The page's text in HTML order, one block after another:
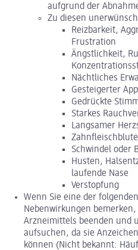
aufgrund der
Zu diesen
Reizbarkeit,
Frustration
Ängstlichkeit,
Nächtliches
Gesteigerter
Gedrückte
Starkes
Langsamer
Schwindel oder
Husten,
laufende Nase
Verstopfung
Wenn Sie eine der
Nebenwirkungen
Arzneimittels beenden und
aufsuchen, da sie
können (Nicht bekannt: